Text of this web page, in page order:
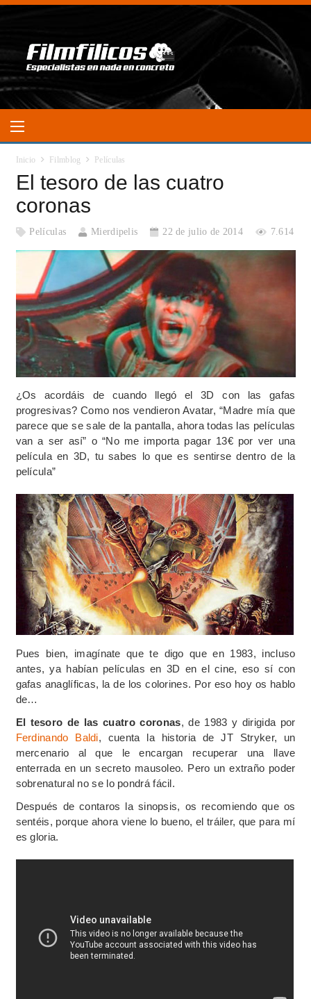
Inicio Filmblog Películas
El tesoro de las cuatro
coronas
Películas Mierdipelis 22 de julio de 2014 7.614
¿Os acordáis de cuando llegó el 3D con las gafas
progresivas? Como nos vendieron Avatar, “Madre mía que
parece que se sale de la pantalla, ahora todas las películas
van a ser así” o “No me importa pagar 13€ por ver una
película en 3D, tu sabes lo que es sentirse dentro de la
película”
Pues bien, imagínate que te digo que en 1983, incluso
antes, ya habían películas en 3D en el cine, eso sí con
gafas anaglíficas, la de los colorines. Por eso hoy os hablo
de…
El tesoro de las cuatro coronas, de 1983 y dirigida por
Ferdinando Baldi, cuenta la historia de JT Stryker, un
mercenario al que le encargan recuperar una llave
enterrada en un secreto mausoleo. Pero un extraño poder
sobrenatural no se lo pondrá fácil.
Después de contaros la sinopsis, os recomiendo que os
sentéis, porque ahora viene lo bueno, el tráiler, que para mí
es gloria.